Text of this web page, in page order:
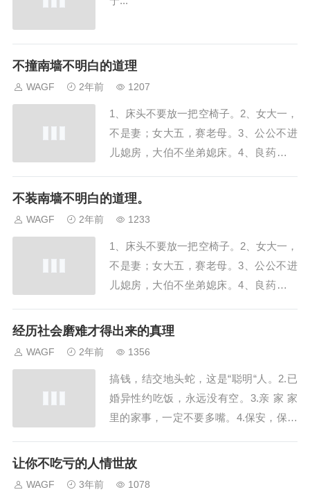
不撞南墙不明白的道理
WAGF 2年前 1207
1、床头不要放一把空椅子。2、女大一，
不是妻；女大五，赛老母。3、公公不进
儿媳房，大伯不坐弟媳床。4、良药苦口
放枯萎的植物。6、婆媳关系处不好，钱
富。9、亲人生病借钱，少借，但不能不
借。10、...
不装南墙不明白的道理。
WAGF 2年前 1233
1、床头不要放一把空椅子。2、女大一，
不是妻；女大五，赛老母。3、公公不进
儿媳房，大伯不坐弟媳床。4、良药苦口
放枯萎的植物。6、婆媳关系处不好，钱
富。9、亲人生病借钱，少借，但不能不
借。10、...
经历社会磨难才得出来的真理
WAGF 2年前 1356
搞钱，结交地头蛇，这是“聪明“人。2.已
婚异性约吃饭，永远没有空。3.亲 家 家
里的家事，一定不要多嘴。4.保安，保护
间，要慎选。6.亲家买房买车，不要给提
让你不吃亏的人情世故
WAGF 3年前 1078